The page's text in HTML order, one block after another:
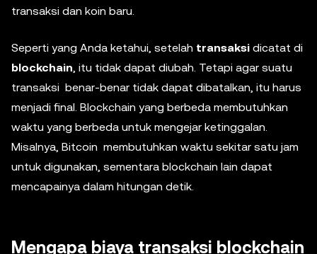
transaksi dan koin baru.
Seperti yang Anda ketahui, setelah transaksi dicatat di
blockchain, itu tidak dapat diubah. Tetapi agar suatu
transaksi benar-benar tidak dapat dibatalkan, itu harus
menjadi final. Blockchain yang berbeda membutuhkan
waktu yang berbeda untuk mengejar ketinggalan.
Misalnya, Bitcoin membutuhkan waktu sekitar satu jam
untuk digunakan, sementara blockchain lain dapat
mencapainya dalam hitungan detik.
Mengapa biaya transaksi blockchain